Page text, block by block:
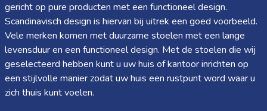
gericht op pure producten met een functioneel design.
Scandinavisch design is hiervan bij uitrek een goed voorbeeld.
Vele merken komen met duurzame stoelen met een lange
levensduur en een functioneel design. Met de stoelen die wij
geselecteerd hebben kunt u uw huis of kantoor inrichten op
een stijlvolle manier zodat uw huis een rustpunt word waar u
zich thuis kunt voelen.